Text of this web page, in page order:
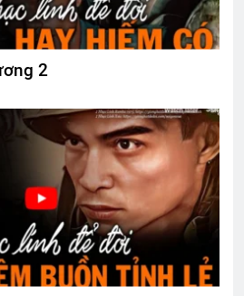
– Tập I – Chương 9
2